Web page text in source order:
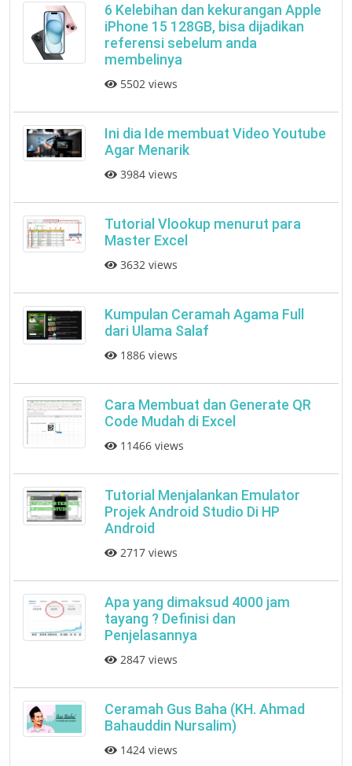
6 Kelebihan dan kekurangan Apple
iPhone 15 128GB, bisa dijadikan
referensi sebelum anda
membelinya
5502 views
Ini dia Ide membuat Video Youtube
Agar Menarik
3984 views
Tutorial Vlookup menurut para
Master Excel
3632 views
Kumpulan Ceramah Agama Full
dari Ulama Salaf
1886 views
Cara Membuat dan Generate QR
Code Mudah di Excel
11466 views
Tutorial Menjalankan Emulator
Projek Android Studio Di HP
Android
2717 views
Apa yang dimaksud 4000 jam
tayang ? Definisi dan
Penjelasannya
2847 views
Ceramah Gus Baha (KH. Ahmad
Bahauddin Nursalim)
1424 views